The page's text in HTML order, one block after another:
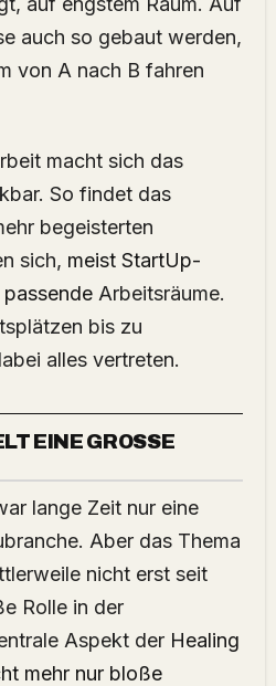
auch so gebaut werden,
von A nach B fahren
macht sich das
So findet das
begeisterten
sich, meist StartUp-
Arbeitsräume.
bis zu
alles vertreten.
EINE GROSSE R
lange Zeit nur eine
Aber das Thema
nicht erst seit
Rolle in der
Aspekt der Healing
mehr nur bloße